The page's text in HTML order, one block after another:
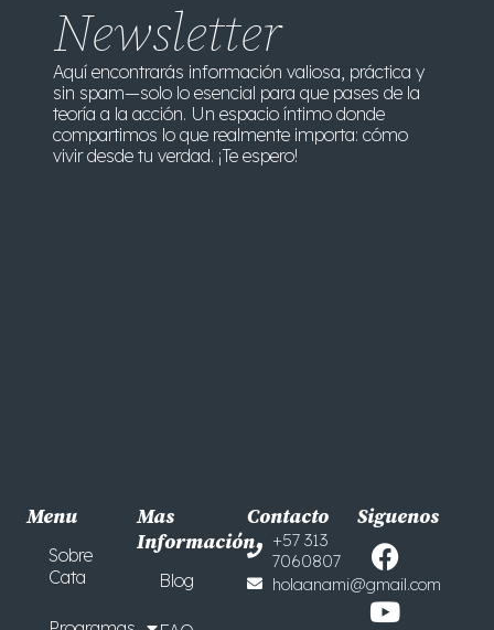
Newsletter
Aquí encontrarás información valiosa, práctica y
sin spam—solo lo esencial para que pases de la
teoría a la acción. Un espacio íntimo donde
compartimos lo que realmente importa: cómo
vivir desde tu verdad. ¡Te espero!
Menu
Sobre
Cata
Mas
Información
Blog
Siguenos
F
a
c
Y
o
u
Contacto
+57 313
7060807
holaanami@gmail.com